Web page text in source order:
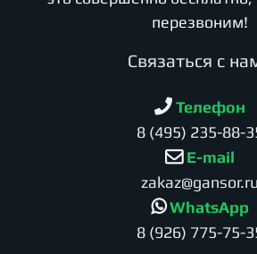
перезвоним!
Cвязаться с
Телефон
8 (495) 235-88-
E-mail
zakaz@gansor.ru
WhatsApp
8 (926) 775-75-